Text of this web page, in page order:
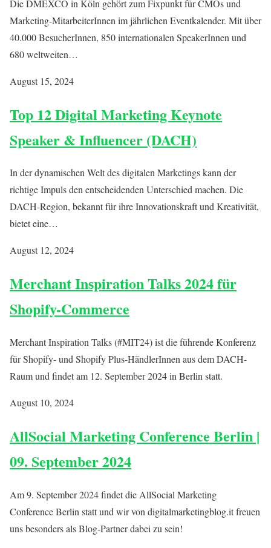
Die DMEXCO in Köln gehört zum Fixpunkt für CMOs und
Marketing-MitarbeiterInnen im jährlichen Eventkalender. Mit über
40.000 BesucherInnen, 850 internationalen SpeakerInnen und
680 weltweiten…
August 15, 2024
Top 12 Digital Marketing Keynote
Speaker & Influencer (DACH)
In der dynamischen Welt des digitalen Marketings kann der
richtige Impuls den entscheidenden Unterschied machen. Die
DACH-Region, bekannt für ihre Innovationskraft und Kreativität,
bietet eine…
August 12, 2024
Merchant Inspiration Talks 2024 für
Shopify-Commerce
Merchant Inspiration Talks (#MIT24) ist die führende Konferenz
für Shopify- und Shopify Plus-HändlerInnen aus dem DACH-
Raum und findet am 12. September 2024 in Berlin statt.
August 10, 2024
AllSocial Marketing Conference Berlin |
09. September 2024
Am 9. September 2024 findet die AllSocial Marketing
Conference Berlin statt und wir von digitalmarketingblog.it freuen
uns besonders als Blog-Partner dabei zu sein!